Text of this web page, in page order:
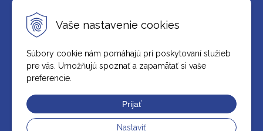
Vaše nastavenie cookies
Súbory cookie nám pomáhajú pri poskytovaní služieb
pre vás. Umožňujú spoznať a zapamätať si vaše
preferencie.
Prijať
Nastaviť